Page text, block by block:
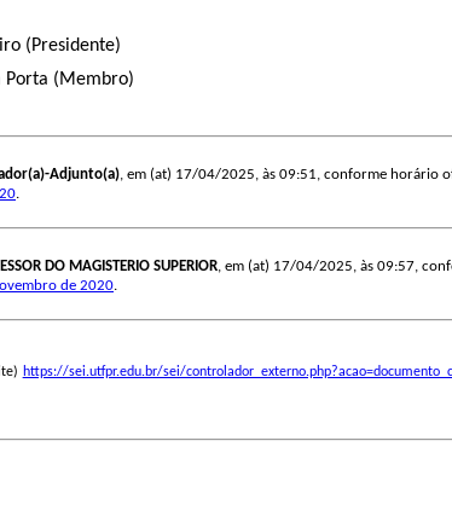
(Presidente)
Porta (Membro)
Adjunto(a), em (at) 17/04/2025, às 09:51, conforme horário
.
DO MAGISTERIO SUPERIOR, em (at) 17/04/2025, às 09:57,
de 2020.
https://sei.utfpr.edu.br/sei/